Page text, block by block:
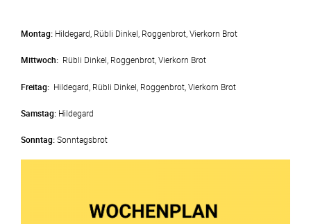
Montag: Hildegard, Rübli Dinkel, Roggenbrot, Vierkorn Brot
Mittwoch: Rübli Dinkel, Roggenbrot, Vierkorn Brot
Freitag: Hildegard, Rübli Dinkel, Roggenbrot, Vierkorn Brot
Samstag: Hildegard
Sonntag:Sonntagsbrot